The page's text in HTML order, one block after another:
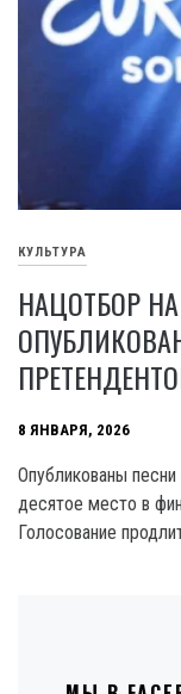
КУЛЬТУРА
НАЦОТБОР
8 ЯНВАРЯ, 2026
Опубликованы
десятое место в
Голосование